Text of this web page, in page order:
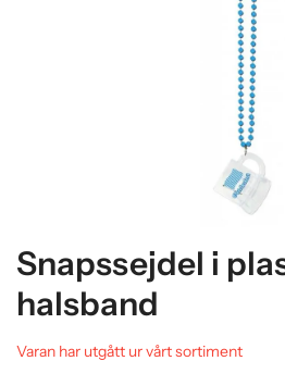
Snapssejdel i
halsband
Varan har utgått ur vårt sortiment